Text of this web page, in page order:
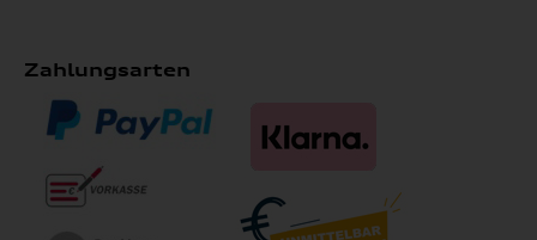
Zahlungsarten